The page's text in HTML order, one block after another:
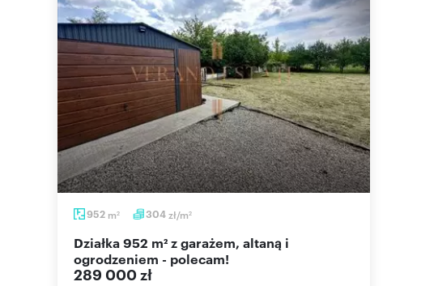
952 m2 304zł/m2
Działka 952 m² z garażem, altaną i
ogrodzeniem - polecam!
289 000 zł